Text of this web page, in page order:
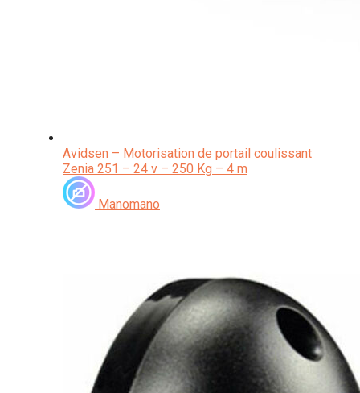
Avidsen – Motorisation de portail coulissant
Zenia 251 – 24 v – 250 Kg – 4 m
Manomano